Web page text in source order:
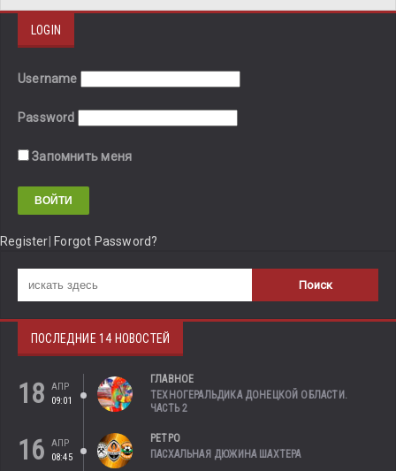
LOGIN
Username
Password
Запомнить меня
Register Forgot Password?
ПОСЛЕДНИЕ 14 НОВОСТЕЙ
18
АПР
09:01
ГЛАВНОЕ
ТЕХНОГЕРАЛЬДИКА ДОНЕЦКОЙ ОБЛАСТИ.
ЧАСТЬ 2
16
АПР
08:45
РЕТРО
ПАСХАЛЬНАЯ ДЮЖИНА ШАХТЕРА